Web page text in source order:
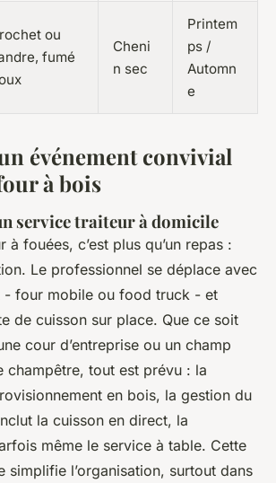
ou
fumé
Cheni
n sec
Printem
ps /
Automn
e
événement convivial
à bois
service traiteur à domicile
à fouées, c’est plus qu’un repas :
Le professionnel se déplace avec
- four mobile ou food truck - et
de cuisson sur place. Que ce soit
cour d’entreprise ou un champ
champêtre, tout est prévu : la
en bois, la gestion du
la cuisson en direct, la
même le service à table. Cette
simplifie l’organisation, surtout dans